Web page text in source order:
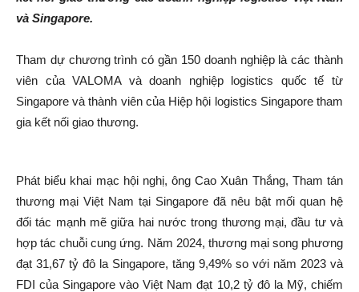
và Singapore.
Tham dự chương trình có gần 150 doanh nghiệp là các thành
viên của VALOMA và doanh nghiệp logistics quốc tế từ
Singapore và thành viên của Hiệp hội logistics Singapore tham
gia kết nối giao thương.
Phát biểu khai mạc hội nghị, ông Cao Xuân Thắng, Tham tán
thương mại Việt Nam tại Singapore đã nêu bật mối quan hệ
đối tác mạnh mẽ giữa hai nước trong thương mại, đầu tư và
hợp tác chuỗi cung ứng. Năm 2024, thương mại song phương
đạt 31,67 tỷ đô la Singapore, tăng 9,49% so với năm 2023 và
FDI của Singapore vào Việt Nam đạt 10,2 tỷ đô la Mỹ, chiếm